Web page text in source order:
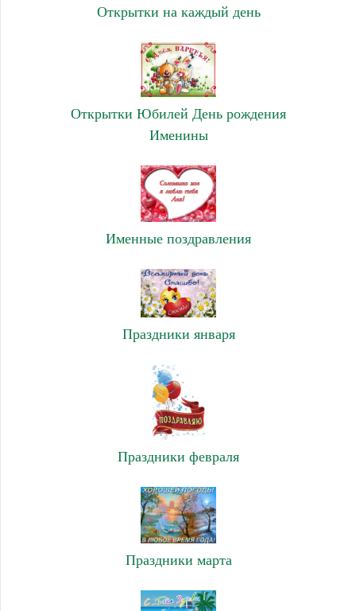
Открытки на каждый день
Открытки Юбилей День рождения
Именины
Именные поздравления
Праздники января
Праздники февраля
Праздники марта